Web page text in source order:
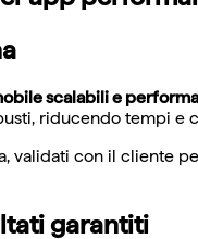
scalabili e
riducendo tempi e
con il cliente
garantiti